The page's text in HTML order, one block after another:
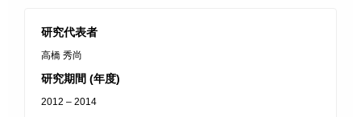
研究代表者
高橋 秀尚
研究期間 (年度)
2012 – 2014